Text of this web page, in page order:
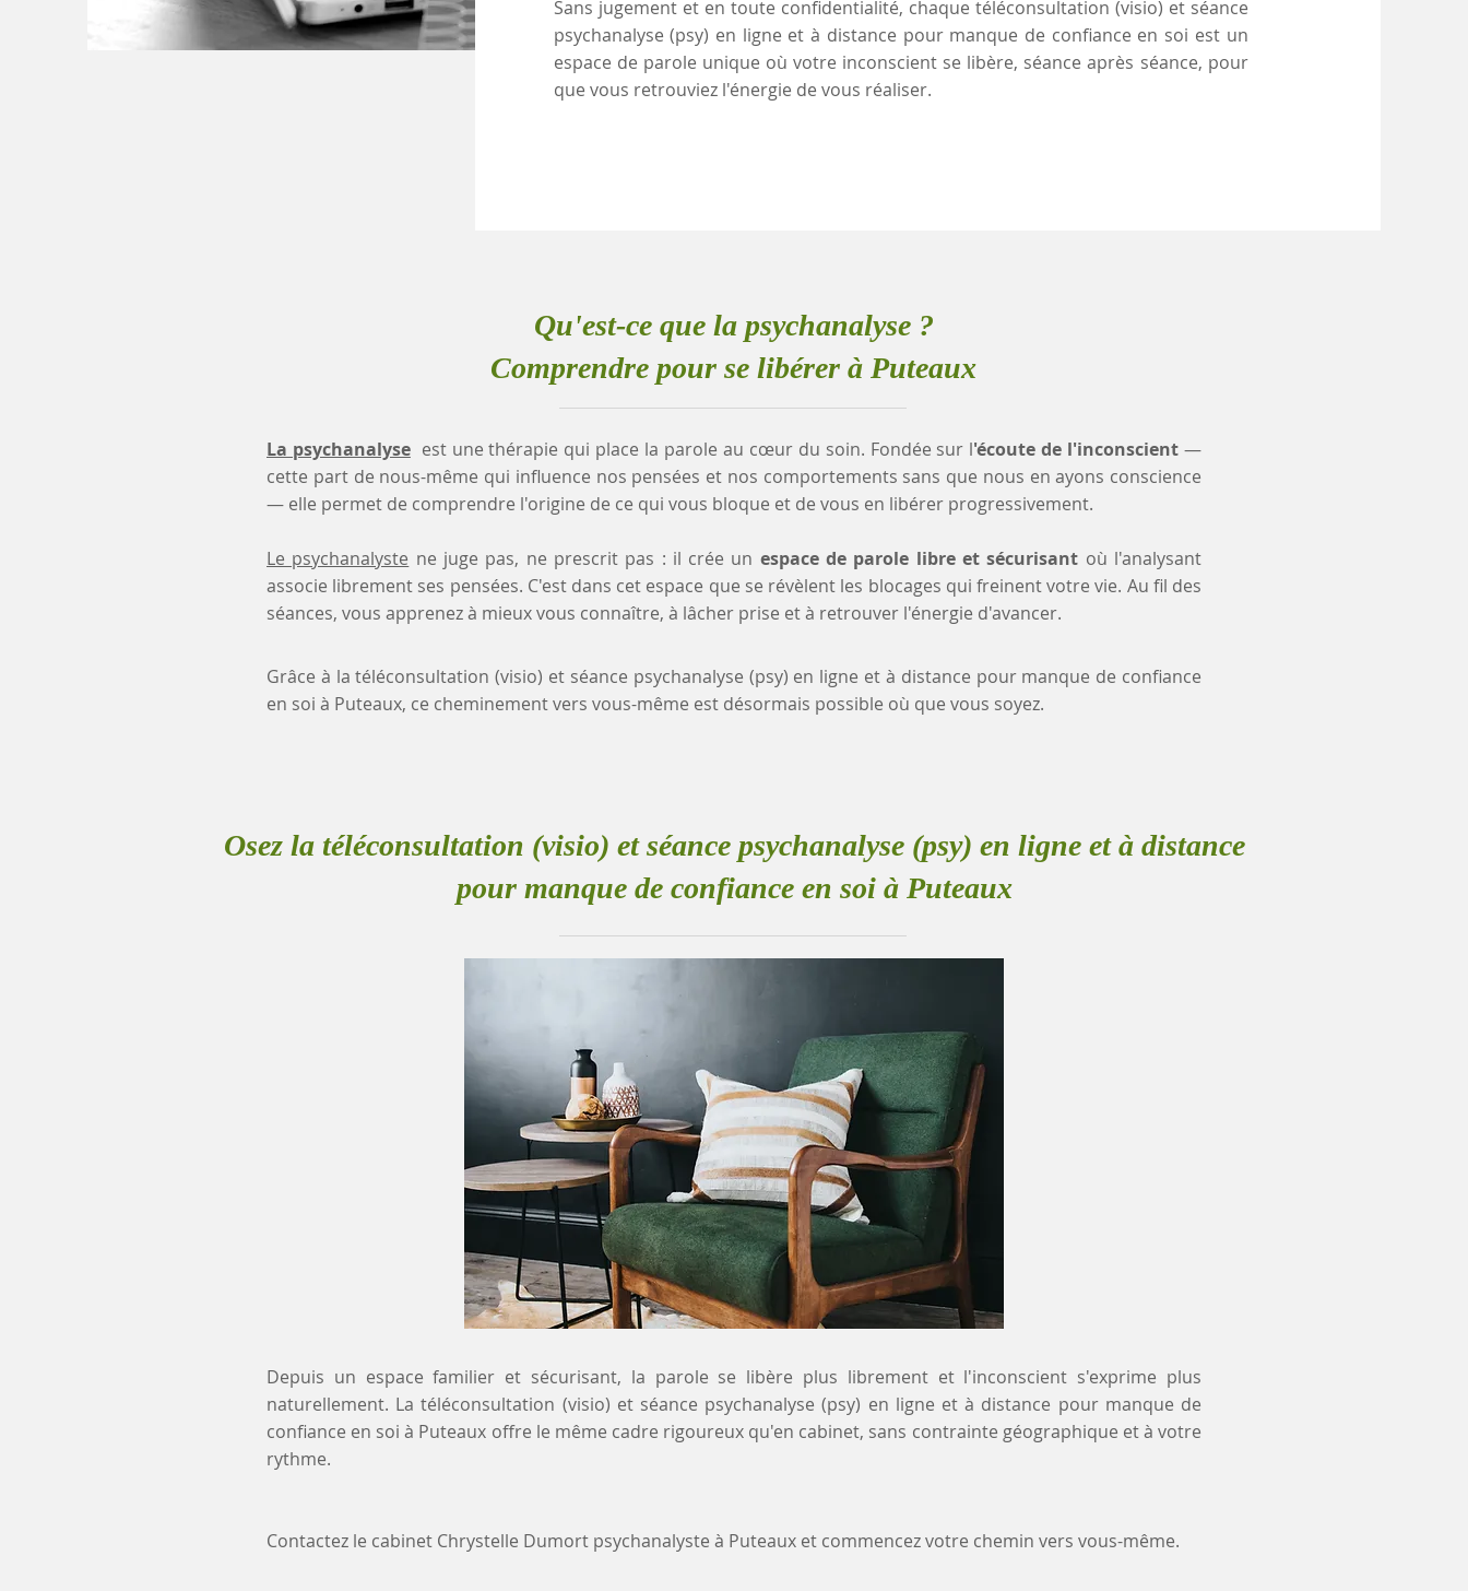
Sans jugement et en toute confidentialité, chaque téléconsultation (visio) et séance
psychanalyse (psy) en ligne et à distance pour manque de confiance en soi est un
espace de parole unique où votre inconscient se libère, séance après séance, pour
que vous retrouviez l'énergie de vous réaliser.
Qu'est-ce que la psychanalyse ?
Comprendre pour se libérer à Puteaux
La psychanalyse est une thérapie qui place la parole au cœur du soin. Fondée sur l'écoute de l'inconscient—
cette part de nous-même qui influence nos pensées et nos comportements sans que nous en ayons conscience
— elle permet de comprendre l'origine de ce qui vous bloque et de vous en libérer progressivement.
Le psychanalyste ne juge pas, ne prescrit pas : il crée un espace de parole libre et sécurisant où l'analysant
associe librement ses pensées. C'est dans cet espace que se révèlent les blocages qui freinent votre vie. Au fil des
séances, vous apprenez à mieux vous connaître, à lâcher prise et à retrouver l'énergie d'avancer.
Grâce à la téléconsultation (visio) et séance psychanalyse (psy) en ligne et à distance pour manque de confiance
en soi à Puteaux, ce cheminement vers vous-même est désormais possible où que vous soyez.
Osez la téléconsultation (visio) et séance psychanalyse (psy) en ligne et à distance
pour manque de confiance en soi à Puteaux
Depuis un espace familier et sécurisant, la parole se libère plus librement et l'inconscient s'exprime plus
naturellement. La téléconsultation (visio) et séance psychanalyse (psy) en ligne et à distance pour manque de
confiance en soi à Puteaux offre le même cadre rigoureux qu'en cabinet, sans contrainte géographique et à votre
rythme.
Contactez le cabinet Chrystelle Dumort psychanalyste à Puteaux et commencez votre chemin vers vous-même.